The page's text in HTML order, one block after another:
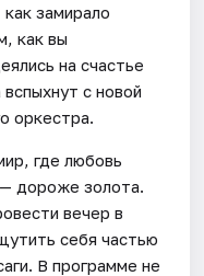
замирало
как вы
на счастье
с новой
оркестра.
где любовь
дороже золота.
вечер в
себя частью
В программе не